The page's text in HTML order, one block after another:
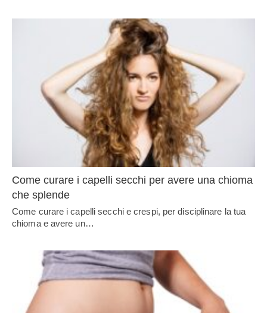
Come curare i capelli secchi per avere una chioma
che splende
Come curare i capelli secchi e crespi, per disciplinare la tua
chioma e avere un…